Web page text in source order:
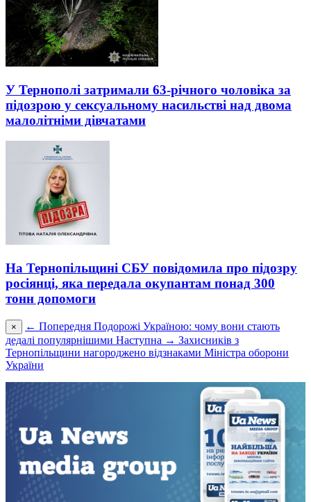
У Тернополі затримали 63-річного чоловіка за
підозрою у сексуальному насильстві над двома
малолітніми дівчатами
На Тернопільщині СБУ повідомила про підозру
росіянці, яка передала окупантам понад 300
тонн допомоги
× ← Попередня Подорожі Україною: чому вони стають
дедалі популярнішими Наступна → Захисників з
Тернопільщини нагороджено відзнаками Міністра оборони
України